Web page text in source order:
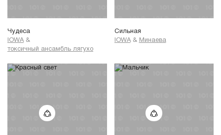
Чудеса
IOWA &
токсичный ансамбль лягухо
Сильная
IOWA & Минаева